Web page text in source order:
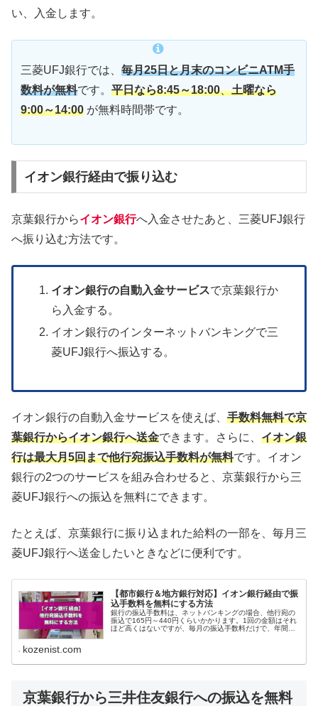
い、入金します。
三菱UFJ銀行では、 毎月25日と月末のコンビニATM手
数料が無料です。 平日なら8:45～18:00、土曜なら
9:00～14:00 が無料時間帯です。
イオン銀行経由で振り込む
京葉銀行からイオン銀行へ入金させたあと、三菱UFJ銀行
へ振り込む方法です。
イオン銀行の自動入金サービスで京葉銀行か
ら入金する。
イオン銀行のインターネットバンキングで三
菱UFJ銀行へ振込する。
イオン銀行の自動入金サービスを使えば、 手数料無料で京
葉銀行からイオン銀行へ送金できます。さらに、 イオン銀
行は最大月5回まで他行宛振込手数料が無料です。イオン
銀行の2つのサービスを組み合わせると、京葉銀行から三
菱UFJ銀行への振込を無料にできます。
たとえば、京葉銀行に振り込まれた給料の一部を、毎月三
菱UFJ銀行へ送金したいときなどに便利です。
【都市銀行＆地方銀行対応】イオン銀行経由で振
込手数料を無料にする方法
銀行の振込手数料は、ネットバンキングの場合、他行宛の
振込で165円～440円くらいかかります。1回の金額はそれ
ほど高くはないですが、毎月の振込手数料だけで、年間
kozenist.com
京葉銀行から三井住友銀行への振込を無料